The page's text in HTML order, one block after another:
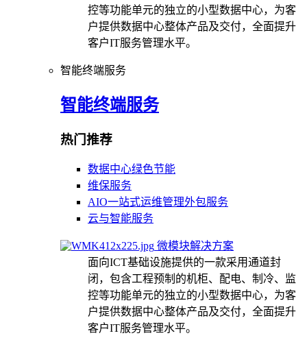
控等功能单元的独立的小型数据中心，为客
户提供数据中心整体产品及交付，全面提升
客户IT服务管理水平。
智能终端服务
智能终端服务
热门推荐
数据中心绿色节能
维保服务
AIO一站式运维管理外包服务
云与智能服务
微模块解决方案
面向ICT基础设施提供的一款采用通道封
闭，包含工程预制的机柜、配电、制冷、监
控等功能单元的独立的小型数据中心，为客
户提供数据中心整体产品及交付，全面提升
客户IT服务管理水平。